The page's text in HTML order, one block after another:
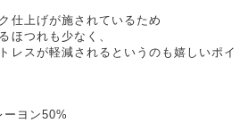
仕上げが施されているため
ほつれも少なく、
レスが軽減されるというのも嬉しいポイ
ヨン50%